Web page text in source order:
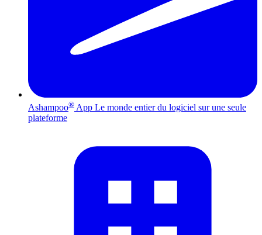
Ashampoo® App Le monde entier du logiciel sur une seule
plateforme